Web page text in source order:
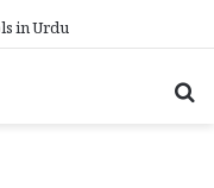
in Urdu